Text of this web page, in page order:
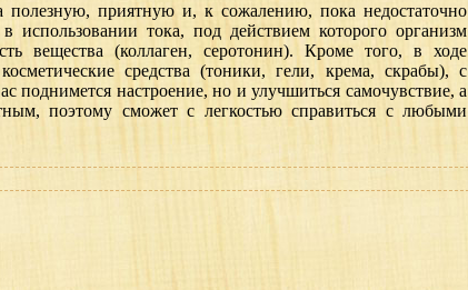
приятную и, к сожалению, пока недостаточно
использовании тока, под действием которого организм
вещества (коллаген, серотонин). Кроме того, в ходе
средства (тоники, гели, крема, скрабы), с
настроение, но и улучшиться самочувствие, а
поэтому сможет с легкостью справиться с любыми